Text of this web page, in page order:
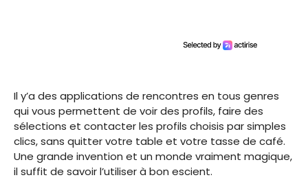
Il y’a des applications de rencontres en tous genres
qui vous permettent de voir des profils, faire des
sélections et contacter les profils choisis par simples
clics, sans quitter votre table et votre tasse de café.
Une grande invention et un monde vraiment magique,
il suffit de savoir l’utiliser à bon escient.